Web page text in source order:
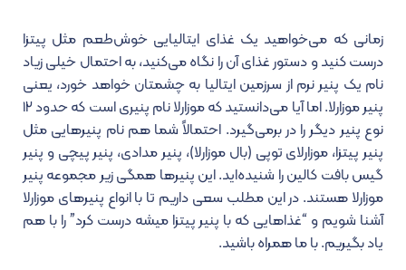
زمانی که می‌خواهید یک غذای ایتالیایی خوش‌طعم مثل پیتزا
درست کنید و دستور غذای آن را نگاه می‌کنید، به احتمال خیلی زیاد
نام یک پنیر نرم از سرزمین ایتالیا به چشمتان خواهد خورد، یعنی
پنیر موزارلا. اما آیا می‌دانستید که موزارلا نام پنیری است که حدود ۱۲
نوع پنیر دیگر را در برمی‌گیرد. احتمالاً شما هم نام پنیرهایی مثل
پنیر پیتزا، موزارلای توپی (بال موزارلا)، پنیر مدادی، پنیر پیچی و پنیر
گیس بافت کالین را شنیده‌اید. این پنیرها همگی زیر مجموعه پنیر
موزارلا هستند. در این مطلب سعی داریم تا با انواع پنیرهای موزارلا
آشنا شویم و “غذاهایی که با پنیر پیتزا میشه درست کرد” را با هم
یاد بگیریم. با ما همراه باشید.